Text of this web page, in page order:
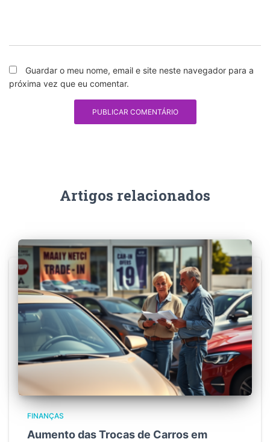
Guardar o meu nome, email e site neste navegador para a
próxima vez que eu comentar.
Artigos relacionados
FINANÇAS
Aumento das Trocas de Carros em